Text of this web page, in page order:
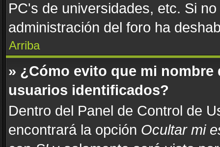
PC's de universidades, etc. Si
administración del foro ha
Arriba
» ¿Cómo evito que mi
usuarios identificados?
Dentro del Panel de Control de
encontrará la opción Ocultar mi